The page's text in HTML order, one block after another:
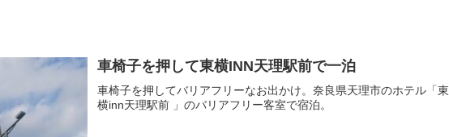
車椅子を押して東横INN天理駅前で一泊
車椅子を押してバリアフリーなお出かけ。奈良県天理市のホテル「東
横inn天理駅前 」のバリアフリー客室で宿泊。